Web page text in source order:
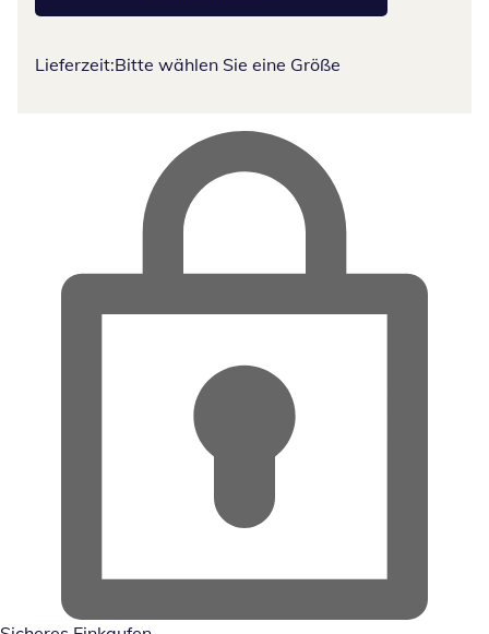
Lieferzeit:Bitte wählen Sie eine Größe